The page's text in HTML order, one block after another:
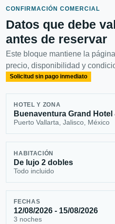
CONFIRMACIÓN COMERCIAL
Datos que debe
antes de reservar
Este bloque mantiene la
precio, disponibilidad y
Solicitud sin pago inmediato
HOTEL Y ZONA
Buenaventura Grand Hotel
Puerto Vallarta, Jalisco, México
HABITACIÓN
De lujo 2 dobles
Todo incluido
FECHAS
12/08/2026 - 15/08/2026
3 noches